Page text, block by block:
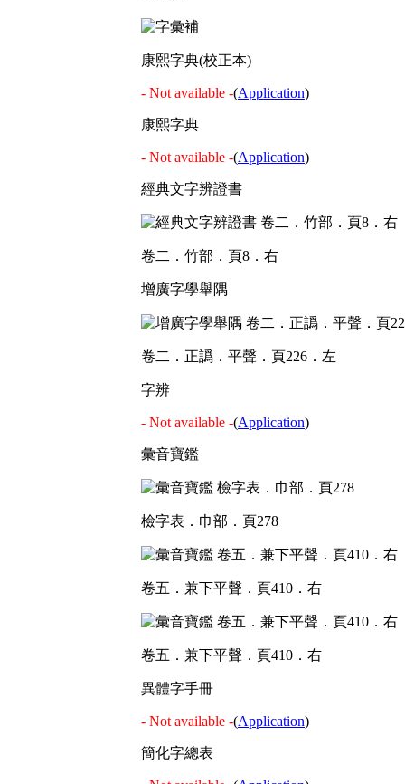
康熙字典(校正本)
- Not available -(Application)
康熙字典
- Not available -(Application)
經典文字辨證書
卷二．竹部．頁8．右
增廣字學舉隅
卷二．正譌．平聲．頁226．左
字辨
- Not available -(Application)
彙音寶鑑
檢字表．巾部．頁278
卷五．兼下平聲．頁410．右
卷五．兼下平聲．頁410．右
異體字手冊
- Not available -(Application)
簡化字總表